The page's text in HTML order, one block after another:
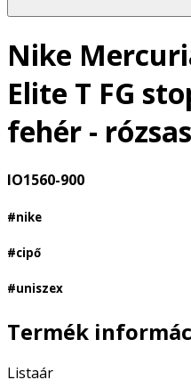
Nike
Elite T FG
fehér -
IO1560-900
#nike
#cipő
#uniszex
Termék
Listaár